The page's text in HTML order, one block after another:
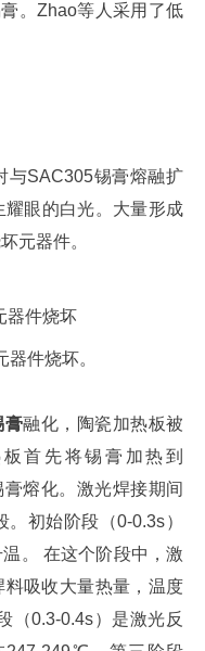
。Zhao等人采用了低
与SAC305锡膏熔融扩
眼的白光。大量形成
元器件。
件烧坏。
膏融化，陶瓷加热板被
首先将锡膏加热到
熔化。激光焊接期间
初始阶段（0-0.3s）
。 在这个阶段中，激
吸收大量热量，温度
0.3-0.4s）是激光反